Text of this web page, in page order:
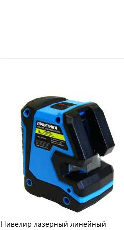
Нивелир лазерный линейный